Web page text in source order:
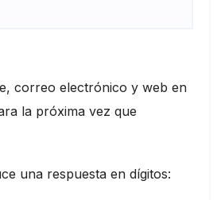
correo electrónico y web en
la próxima vez que
una respuesta en dígitos: